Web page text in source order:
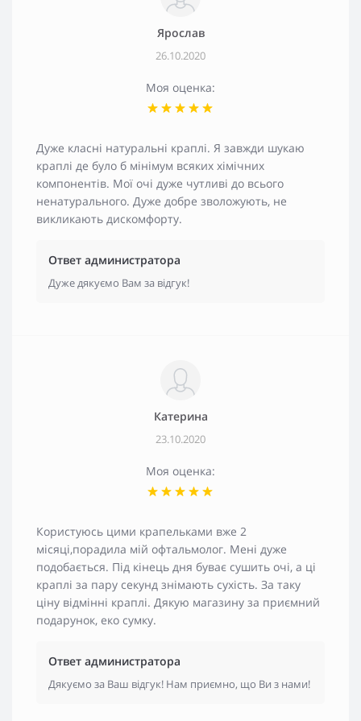
Ярослав
26.10.2020
Моя оценка:
Дуже класні натуральні краплі. Я завжди шукаю
краплі де було б мінімум всяких хімічних
компонентів. Мої очі дуже чутливі до всього
ненатурального. Дуже добре зволожують, не
викликають дискомфорту.
Ответ администратора
Дуже дякуємо Вам за відгук!
Катерина
23.10.2020
Моя оценка:
Користуюсь цими крапельками вже 2
місяці,порадила мій офтальмолог. Мені дуже
подобається. Під кінець дня буває сушить очі, а ці
краплі за пару секунд знімають сухість. За таку
ціну відмінні краплі. Дякую магазину за приємний
подарунок, еко сумку.
Ответ администратора
Дякуємо за Ваш відгук! Нам приємно, що Ви з нами!